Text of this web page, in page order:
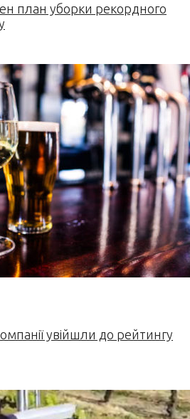
план уборки рекордного
увійшли до рейтингу